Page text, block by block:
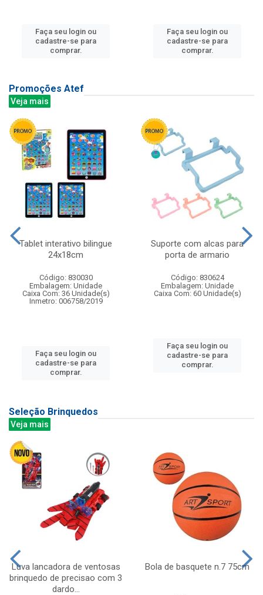
Faça seu login ou
cadastre-se para
comprar.
Faça seu login ou
cadastre-se para
comprar.
Promoções Atef
Veja mais
Tablet interativo bilingue
24x18cm
Código: 830030
Embalagem: Unidade
Caixa Com: 36 Unidade(s)
Inmetro: 006758/2019
Faça seu login ou
cadastre-se para
comprar.
Suporte com alcas para
porta de armario
Código: 830624
Embalagem: Unidade
Caixa Com: 60 Unidade(s)
Faça seu login ou
cadastre-se para
comprar.
Seleção Brinquedos
Veja mais
Luva lancadora de ventosas
brinquedo de precisao com 3
dardo...
Bola de basquete n.7 75cm